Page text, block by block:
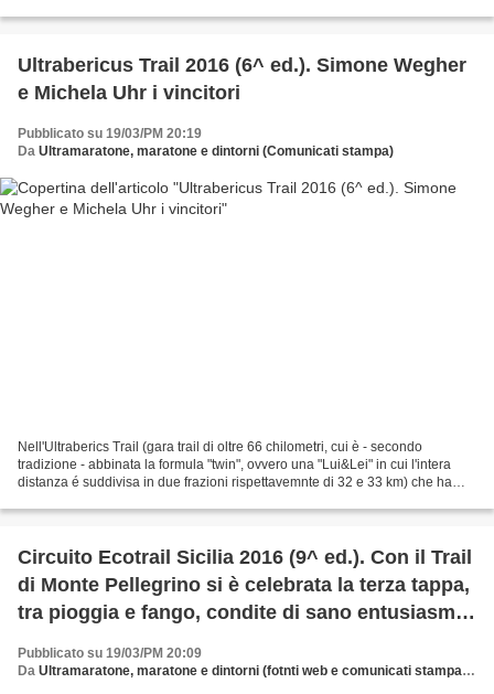
Ultrabericus Trail 2016 (6^ ed.). Simone Wegher
e Michela Uhr i vincitori
Pubblicato su 19/03/PM 20:19
Da Ultramaratone, maratone e dintorni (Comunicati stampa)
Nell'Ultraberics Trail (gara trail di oltre 66 chilometri, cui è - secondo
tradizione - abbinata la formula "twin", ovvero una "Lui&Lei" in cui l'intera
distanza é suddivisa in due frazioni rispettavemnte di 32 e 33 km) che ha
Circuito Ecotrail Sicilia 2016 (9^ ed.). Con il Trail
di Monte Pellegrino si è celebrata la terza tappa,
tra pioggia e fango, condite di sano entusiasmo
Pubblicato su 19/03/PM 20:09
Da Ultramaratone, maratone e dintorni (fotnti web e comunicati stampa rielaborati, contributo di Salvatore Sulsenti)